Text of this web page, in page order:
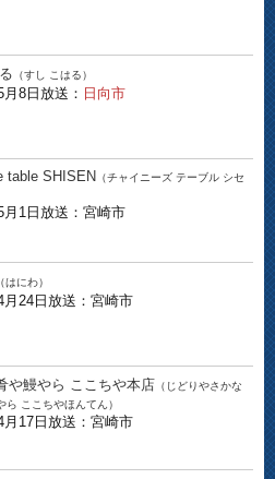
（すし こはる）
8日放送： 日向市
table SHISEN （チャイニーズ テーブル シセ
月1日放送：宮崎市
（はにわ）
月24日放送：宮崎市
や鰻やら ここちや本店 （じどりやさかな
ら ここちやほんてん）
月17日放送：宮崎市